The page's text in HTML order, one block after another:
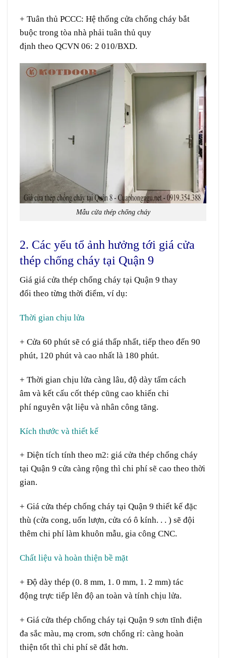
+ Tuân thủ PCCC: Hệ thống cửa chống cháy bắt
buộc trong tòa nhà phải tuân thủ quy
định theo QCVN 06: 2 010/BXD.
Mẫu cửa thép chống cháy
2. Các yếu tổ ảnh hưởng tới giá cửa
thép chống cháy tại Quận 9
Giá giá cửa thép chống cháy tại Quận 9 thay
đổi theo từng thời điểm, ví dụ:
Thời gian chịu lửa
+ Cửa 60 phút sẽ có giá thấp nhất, tiếp theo đến 90
phút, 120 phút và cao nhất là 180 phút.
+ Thời gian chịu lửa càng lâu, độ dày tấm cách
âm và kết cấu cốt thép cũng cao khiến chi
phí nguyên vật liệu và nhân công tăng.
Kích thước và thiết kế
+ Diện tích tính theo m2: giá cửa thép chống cháy
tại Quận 9 cửa càng rộng thì chi phí sẽ cao theo thời
gian.
+ Giá cửa thép chống cháy tại Quận 9 thiết kế đặc
thù (cửa cong, uốn lượn, cửa có ô kính. . . ) sẽ đội
thêm chi phí làm khuôn mẫu, gia công CNC.
Chất liệu và hoàn thiện bề mặt
+ Độ dày thép (0. 8 mm, 1. 0 mm, 1. 2 mm) tác
động trực tiếp lên độ an toàn và tính chịu lửa.
+ Giá cửa thép chống cháy tại Quận 9 sơn tĩnh điện
đa sắc màu, mạ crom, sơn chống rỉ: càng hoàn
thiện tốt thì chi phí sẽ đắt hơn.